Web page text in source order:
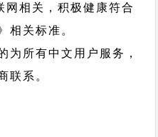
相关，积极健康符合
相关标准。
为所有中文用户服务，
联系。